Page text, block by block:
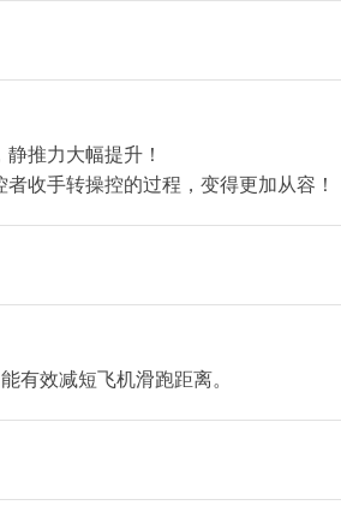
推力大幅提升！
收手转操控的过程，变得更加从容！
有效减短飞机滑跑距离。